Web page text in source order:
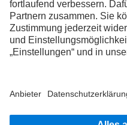
Die maßgeschneiderten
Daimler Truck Financial
Fahrzeugeigentum – Daimler
individuelle Lösung für
Jetzt